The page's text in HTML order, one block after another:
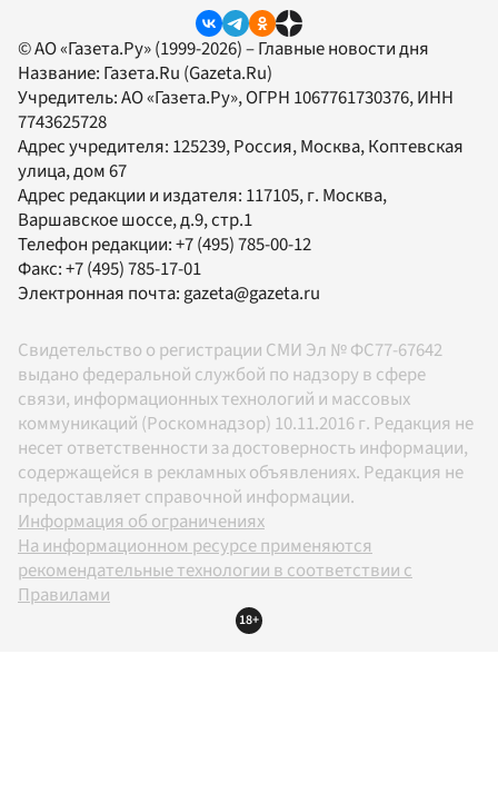
© АО «Газета.Ру» (1999-2026) – Главные новости дня
Название: Газета.Ru (Gazeta.Ru)
Учредитель:АО «Газета.Ру», ОГРН 1067761730376, ИНН
7743625728
Адрес учредителя: 125239, Россия, Москва, Коптевская
улица, дом 67
Адрес редакции и издателя: 117105, г. Москва,
Варшавское шоссе, д.9, стр.1
Телефон редакции:+7 (495) 785-00-12
Факс:+7 (495) 785-17-01
Электронная почта:gazeta@gazeta.ru
Свидетельство о регистрации СМИ Эл № ФС77-67642
выдано федеральной службой по надзору в сфере
связи, информационных технологий и массовых
коммуникаций (Роскомнадзор) 10.11.2016 г. Редакция не
несет ответственности за достоверность информации,
содержащейся в рекламных объявлениях. Редакция не
предоставляет справочной информации.
Информация об ограничениях
На информационном ресурсе применяются
рекомендательные технологии в соответствии с
Правилами
18+